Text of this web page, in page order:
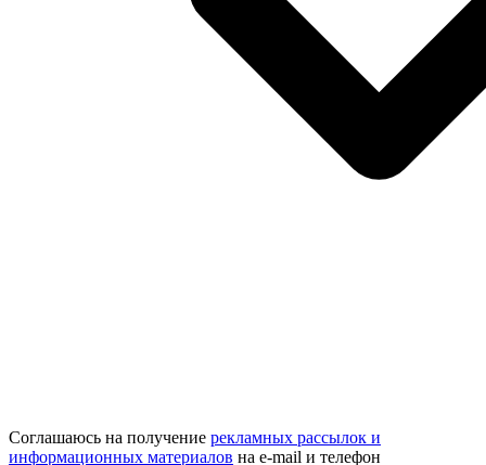
Соглашаюсь на получение рекламных рассылок и
информационных материалов на e‑mail и телефон